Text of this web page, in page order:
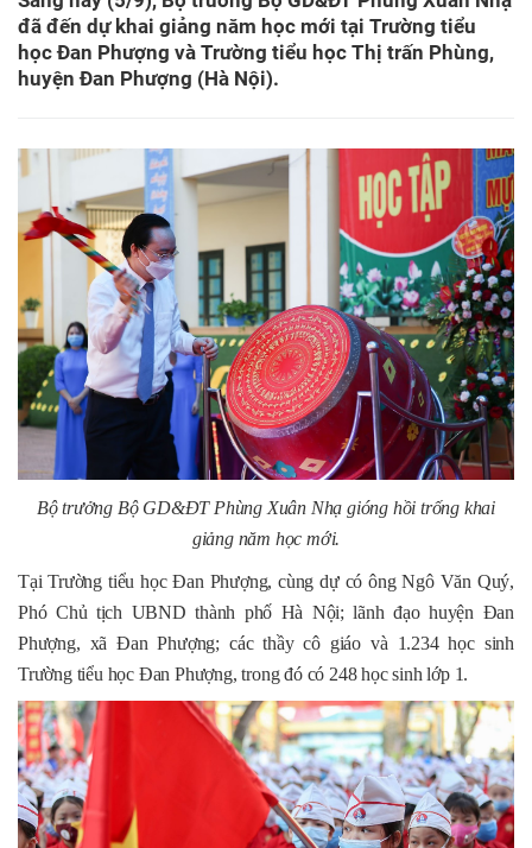
đã đến dự khai giảng năm học mới tại Trường tiểu
học Đan Phượng và Trường tiểu học Thị trấn Phùng,
huyện Đan Phượng (Hà Nội).
Bộ trưởng Bộ GD&ĐT Phùng Xuân Nhạ gióng hồi trống khai
giảng năm học mới.
Tại Trường tiểu học Đan Phượng, cùng dự có ông Ngô Văn Quý,
Phó Chủ tịch UBND thành phố Hà Nội; lãnh đạo huyện Đan
Phượng, xã Đan Phượng; các thầy cô giáo và 1.234 học sinh
Trường tiểu học Đan Phượng, trong đó có 248 học sinh lớp 1.